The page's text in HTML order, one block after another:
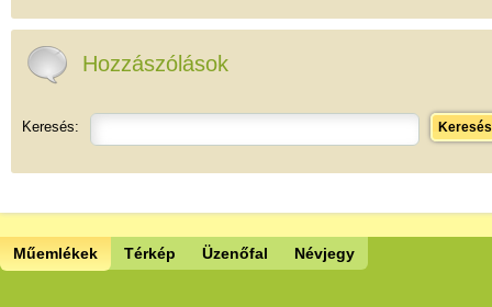
Hozzászólások
Keresés: Keresés
Műemlékek Térkép Üzenőfal Névjegy